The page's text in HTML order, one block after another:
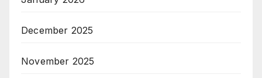
December 2025
November 2025